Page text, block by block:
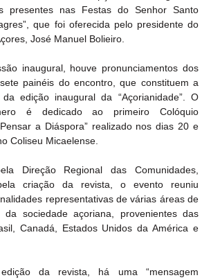
presentes nas Festas do Senhor Santo
que foi oferecida pelo presidente do
José Manuel Bolieiro.
inaugural, houve pronunciamentos dos
painéis do encontro, que constituem a
edição inaugural da “Açorianidade”. O
é dedicado ao primeiro Colóquio
a Diáspora” realizado nos dias 20 e
Coliseu Micaelense.
Direção Regional das Comunidades,
criação da revista, o evento reuniu
representativas de várias áreas de
da sociedade açoriana, provenientes das
Canadá, Estados Unidos da América e
da revista, há uma “mensagem